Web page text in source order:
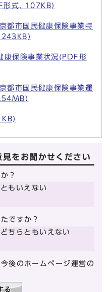
形式, 107KB)
都市国民健康保険事業特
243KB)
康保険事業状況(PDF形
都市国民健康保険事業運
をお聞かせください
？
もいえない
ですか？
どちらともいえない
後のホームページ運営の